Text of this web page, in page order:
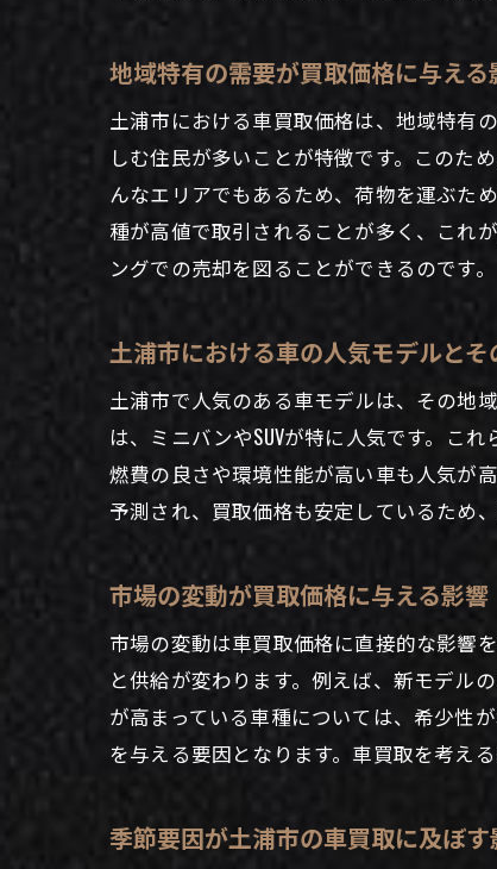
地域特有の需要が買取価格に与える
土浦市における車買取価格は、地域特有
しむ住民が多いことが特徴です。このた
んなエリアでもあるため、荷物を運ぶた
種が高値で取引されることが多く、これ
ングでの売却を図ることができるのです。
土浦市における車の人気モデルとそ
土浦市で人気のある車モデルは、その地
は、ミニバンやSUVが特に人気です。こ
燃費の良さや環境性能が高い車も人気が
予測され、買取価格も安定しているため
市場の変動が買取価格に与える影響
市場の変動は車買取価格に直接的な影響
と供給が変わります。例えば、新モデル
が高まっている車種については、希少性
を与える要因となります。車買取を考え
季節要因が土浦市の車買取に及ぼ